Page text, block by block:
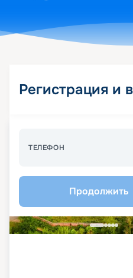
Регистрация и
ТЕЛЕФОН
Продолжить